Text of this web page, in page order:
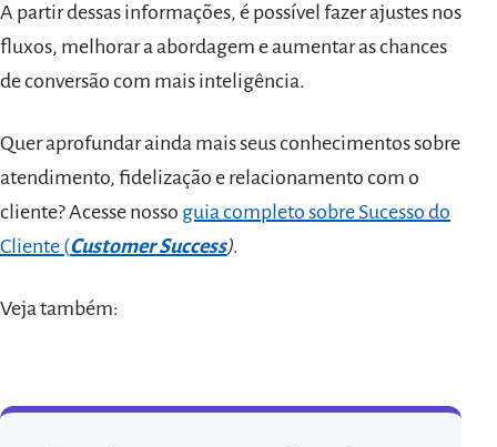
A partir dessas informações, é possível fazer ajustes nos
fluxos, melhorar a abordagem e aumentar as chances
de conversão com mais inteligência.
Quer aprofundar ainda mais seus conhecimentos sobre
atendimento, fidelização e relacionamento com o
cliente? Acesse nosso guia completo sobre Sucesso do
Cliente (Customer Success).
Veja também: